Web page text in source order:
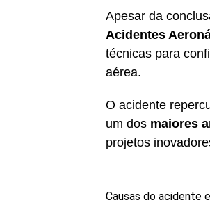
Apesar da
Acidentes
técnicas para
aérea.
O acidente
um dos maiores
projetos
Causas do acidente